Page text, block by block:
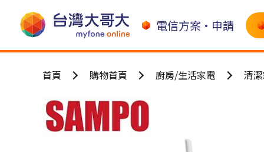
電信方案•申請
首頁 購物首頁 廚房/生活家電 清